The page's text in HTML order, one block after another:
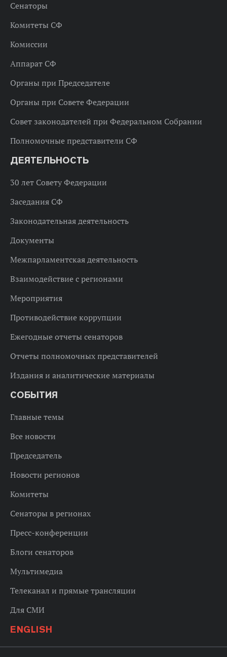
Сенаторы
Комитеты СФ
Комиссии
Аппарат СФ
Органы при Председателе
Органы при Совете Федерации
Совет законодателей при Федеральном Собрании
Полномочные представители СФ
ДЕЯТЕЛЬНОСТЬ
30 лет Совету Федерации
Заседания СФ
Законодательная деятельность
Документы
Межпарламентская деятельность
Взаимодействие с регионами
Мероприятия
Противодействие коррупции
Ежегодные отчеты сенаторов
Отчеты полномочных представителей
Издания и аналитические материалы
СОБЫТИЯ
Главные темы
Все новости
Председатель
Новости регионов
Комитеты
Сенаторы в регионах
Пресс-конференции
Блоги сенаторов
Мультимедиа
Телеканал и прямые трансляции
Для СМИ
ENGLISH